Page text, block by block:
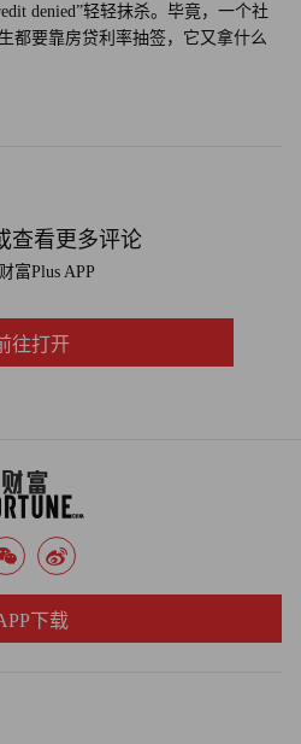
denied”轻轻抹杀。毕竟，一个社
都要靠房贷利率抽签，它又拿什么
查看更多评论
富Plus APP
往打开
下载